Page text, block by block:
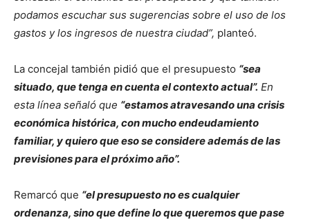
podamos escuchar sus sugerencias sobre el uso de los
gastos y los ingresos de nuestra ciudad”, planteó.
La concejal también pidió que el presupuesto “sea
situado, que tenga en cuenta el contexto actual”. En
esta línea señaló que “estamos atravesando una crisis
económica histórica, con mucho endeudamiento
familiar, y quiero que eso se considere además de las
previsiones para el próximo año”.
Remarcó que “el presupuesto no es cualquier
ordenanza, sino que define lo que queremos que pase